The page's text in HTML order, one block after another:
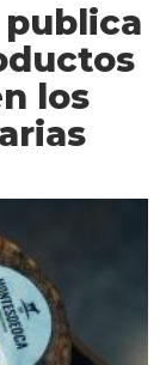
publica
los